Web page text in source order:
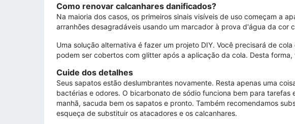
Como renovar calcanhares danificados?
Na maioria dos casos, os primeiros sinais visíveis de uso começam a
arranhões desagradáveis ​​​​usando um marcador à prova d'água da cor
Uma solução alternativa é fazer um projeto DIY. Você precisará de
podem ser cobertos com glitter após a aplicação da cola. Desta
Cuide dos detalhes
Seus sapatos estão deslumbrantes novamente. Resta apenas uma
bactérias e odores. O bicarbonato de sódio funciona bem para
manhã, sacuda bem os sapatos e pronto. Também recomendamos
esqueça de substituir os atacadores e os calcanhares.